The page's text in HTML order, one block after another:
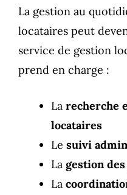
La gestion au
locataires peut
service de gestion
prend en charge :
La recherche
locataires
Le suivi
La gestion
La